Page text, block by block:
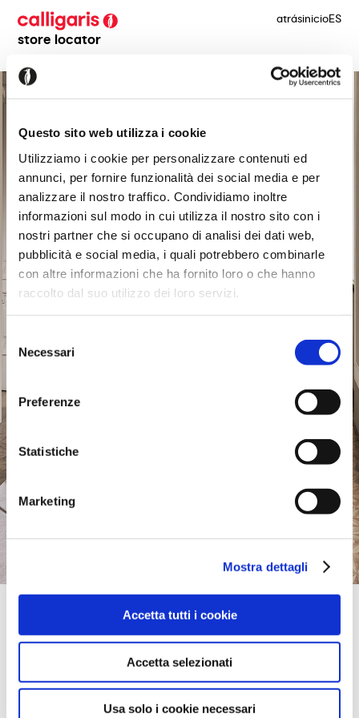
Questo sito web utilizza i cookie
Utilizziamo i cookie per personalizzare contenuti ed
annunci, per fornire funzionalità dei social media e per
analizzare il nostro traffico. Condividiamo inoltre
informazioni sul modo in cui utilizza il nostro sito con i
nostri partner che si occupano di analisi dei dati web,
pubblicità e social media, i quali potrebbero combinarle
con altre informazioni che ha fornito loro o che hanno
raccolto dal suo utilizzo dei loro servizi.
Selezione
delNecessari
Preferenze
Statistiche
Marketing
Mostra dettagli
Accetta tutti i cookie
Accetta selezionati
Usa solo i cookie necessari
store locator
atrásinicioES
Official Retailer
PETROVSKY PROSPECT, 14, BLD. 2,
197198, SANKT PETERBURG, Rusia
llévame aquí